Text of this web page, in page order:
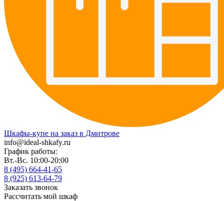
Шкафы-купе на заказ в Дмитрове
info@ideal-shkafy.ru
График работы:
Вт.-Вс. 10:00-20:00
8 (495) 664-41-65
8 (925) 613-64-79
Заказать звонок
Рассчитать мой шкаф